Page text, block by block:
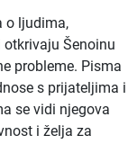
o ljudima,
Šenoinu
probleme. Pisma
s prijateljima i
se vidi njegova
i želja za